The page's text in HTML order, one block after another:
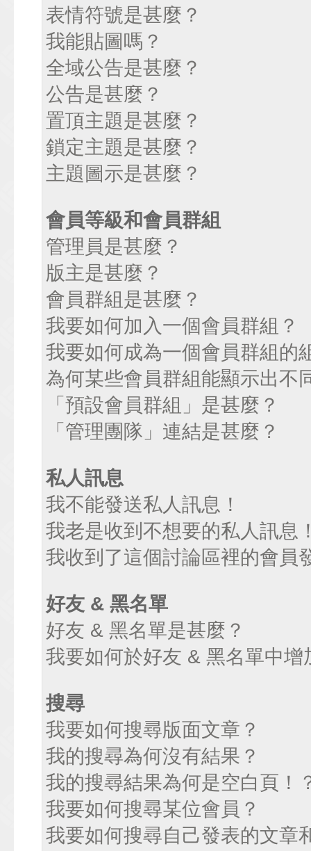
表情符號是甚麼？
我能貼圖嗎？
全域公告是甚麼？
公告是甚麼？
置頂主題是甚麼？
鎖定主題是甚麼？
主題圖示是甚麼？
會員等級和會員群組
管理員是甚麼？
版主是甚麼？
會員群組是甚麼？
我要如何加入一個會員群組？
我要如何成為一個會員群組的
為何某些會員群組能顯示出不
「預設會員群組」是甚麼？
「管理團隊」連結是甚麼？
私人訊息
我不能發送私人訊息！
我老是收到不想要的私人訊息
我收到了這個討論區裡的會員
好友 & 黑名單
好友 & 黑名單是甚麼？
我要如何於好友 & 黑名單中增
搜尋
我要如何搜尋版面文章？
我的搜尋為何沒有結果？
我的搜尋結果為何是空白頁！
我要如何搜尋某位會員？
我要如何搜尋自己發表的文章